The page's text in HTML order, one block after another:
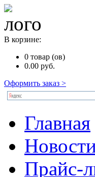
В корзине:
0 товар (ов)
0.00 руб.
Оформить заказ >
Главная
Прайс-